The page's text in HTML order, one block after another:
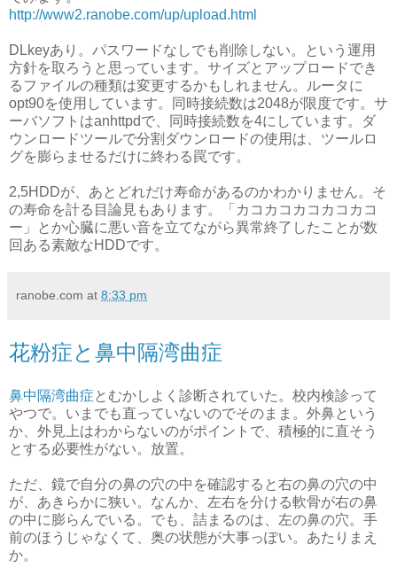
http://www2.ranobe.com/up/upload.html
DLkeyあり。パスワードなしでも削除しない。という運用
方針を取ろうと思っています。サイズとアップロードでき
るファイルの種類は変更するかもしれません。ルータに
opt90を使用しています。同時接続数は2048が限度です。サ
ーバソフトはanhttpdで、同時接続数を4にしています。ダ
ウンロードツールで分割ダウンロードの使用は、ツールロ
グを膨らませるだけに終わる罠です。
2,5HDDが、あとどれだけ寿命があるのかわかりません。そ
の寿命を計る目論見もあります。「カコカコカコカコカコ
ー」とか心臓に悪い音を立てながら異常終了したことが数
回ある素敵なHDDです。
ranobe.com at 8:33 pm
花粉症と鼻中隔湾曲症
鼻中隔湾曲症 とむかしよく診断されていた。校内検診って
やつで。いまでも直っていないのでそのまま。外鼻という
か、外見上はわからないのがポイントで、積極的に直そう
とする必要性がない。放置。
ただ、鏡で自分の鼻の穴の中を確認すると右の鼻の穴の中
が、あきらかに狭い。なんか、左右を分ける軟骨が右の鼻
の中に膨らんでいる。でも、詰まるのは、左の鼻の穴。手
前のほうじゃなくて、奥の状態が大事っぽい。あたりまえ
か。